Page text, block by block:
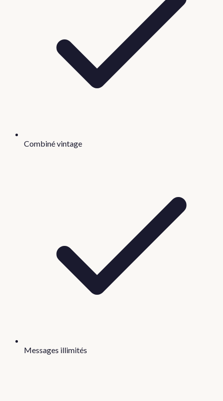
Combiné vintage
Messages illimités